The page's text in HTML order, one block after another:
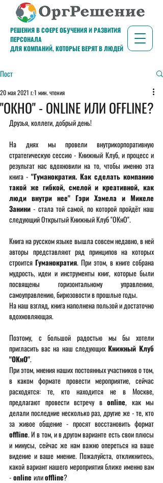
РЕШЕНИЯ В СФЕРЕ ОБУЧЕНИЯ И РАЗВИТИЯ
ПЕРСОНАЛА
ДЛЯ КОМПАНИЙ, КОТОРЫЕ ВЕРЯТ В ЛЮДЕЙ
Пост
"ОКНО" - ONLINE ИЛИ OFFLINE?
20 мая 2021 г.1 мин. чтения
Друзья, коллеги, добрый день!
На днях мы провели внутрикорпоративную
стратегическую сессию - Книжный Клуб, и процесс и
результат нас вдохновили на то, чтобы именно эта
книга - "Гуманократия. Как сделать компанию
такой же гибкой, смелой и креативной, как
люди внутри нее" Гэри Хэмела и Микеле
Занини - стала той самой, по которой пройдёт наш
следующий Открытый Книжный Клуб "ОКнО".
Книга на русском языке вышла совсем недавно, в ней
авторы представляют ряд принципов на которых
строится Гуманократия. При этом, в книге собрана
мудрость, идеи и инструменты книг, которые были
посвящены горизонтальному управлению,
самоуправлению, бирюзовости в прошлые годы.
На наш взгляд, книга наполнена пользой и достаточно
вдохновляющая.
Поэтому, с большой радостью мы бы хотели
пригласить вас на наш следующих Книжный Клуб
"ОКнО".
При этом, мнения наших постоянных участников о том,
в каком формате провести мероприятие, сейчас
расходятся: те, кто находится не в Москве,
предлагают провести встречу в online, как мы
делали последние несколько раз, другие же - те, кто
offline. И в том, и в другом варианте есть свои плюсы
и минусы, сейчас же нам важно опереться на ваше
видение и ваше мнение. Пожалуйста, откликнитесь,
какой вариант нашего мероприятия ближе именно вам
- online или offline?